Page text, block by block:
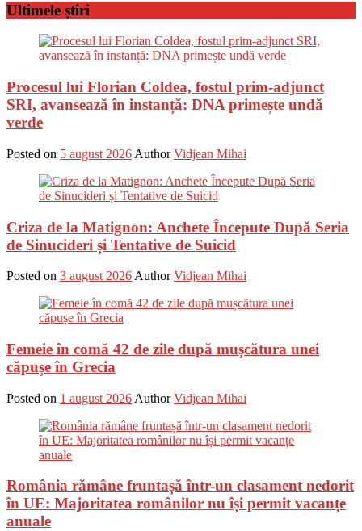
Ultimele știri
Procesul lui Florian Coldea, fostul prim-adjunct
SRI, avansează în instanță: DNA primește undă
verde
Posted on 5 august 2026 Author Vidjean Mihai
Criza de la Matignon: Anchete Începute După Seria
de Sinucideri și Tentative de Suicid
Posted on 3 august 2026 Author Vidjean Mihai
Femeie în comă 42 de zile după mușcătura unei
căpușe în Grecia
Posted on 1 august 2026 Author Vidjean Mihai
România rămâne fruntașă într-un clasament nedorit
în UE: Majoritatea românilor nu își permit vacanțe
anuale